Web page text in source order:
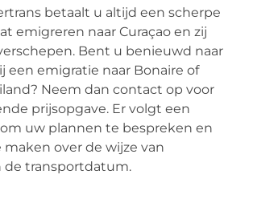
betaalt u altijd een scherpe
emigreren naar Curaçao en zij
Bent u benieuwd naar
een emigratie naar Bonaire of
Neem dan contact op voor
prijsopgave. Er volgt een
uw plannen te bespreken en
maken over de wijze van
de transportdatum.